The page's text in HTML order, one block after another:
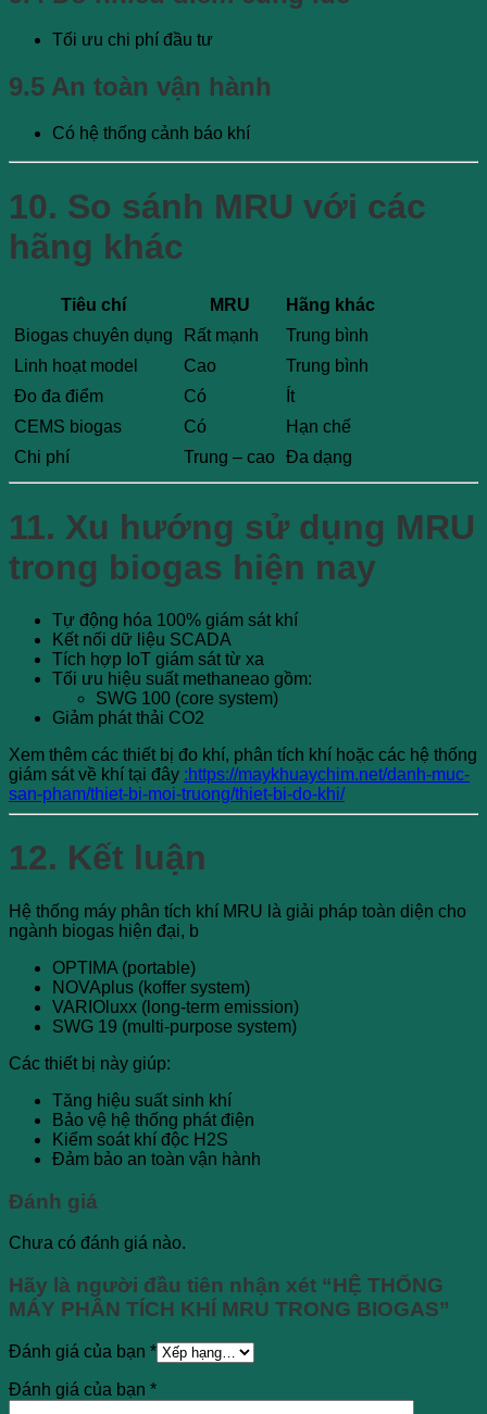
Tối ưu chi phí đầu tư
9.5 An toàn vận hành
Có hệ thống cảnh báo khí
10. So sánh MRU với các
hãng khác
Tiêu chí MRU
Hãng khác
Biogas chuyên dụng
Rất mạnh
Trung bình
Linh hoạt model
Cao
Trung bình
Đo đa điểm
Có
Ít
CEMS biogas
Có
Hạn chế
Chi phí
Trung – cao Đa dạng
11. Xu hướng sử dụng MRU
trong biogas hiện nay
Tự động hóa 100% giám sát khí
Kết nối dữ liệu SCADA
Tích hợp IoT giám sát từ xa
Tối ưu hiệu suất methaneao gồm:
SWG 100 (core system)
Giảm phát thải CO2
Xem thêm các thiết bị đo khí, phân tích khí hoặc các hệ thống
giám sát về khí tại đây :https://maykhuaychim.net/danh-muc-
san-pham/thiet-bi-moi-truong/thiet-bi-do-khi/
12. Kết luận
Hệ thống máy phân tích khí MRU là giải pháp toàn diện cho
ngành biogas hiện đại, b
OPTIMA (portable)
NOVAplus (koffer system)
VARIOluxx (long-term emission)
SWG 19 (multi-purpose system)
Các thiết bị này giúp:
Tăng hiệu suất sinh khí
Bảo vệ hệ thống phát điện
Kiểm soát khí độc H2S
Đảm bảo an toàn vận hành
Đánh giá
Chưa có đánh giá nào.
Hãy là người đầu tiên nhận xét “HỆ THỐNG
MÁY PHÂN TÍCH KHÍ MRU TRONG BIOGAS”
Đánh giá của bạn *
Đánh giá của bạn *